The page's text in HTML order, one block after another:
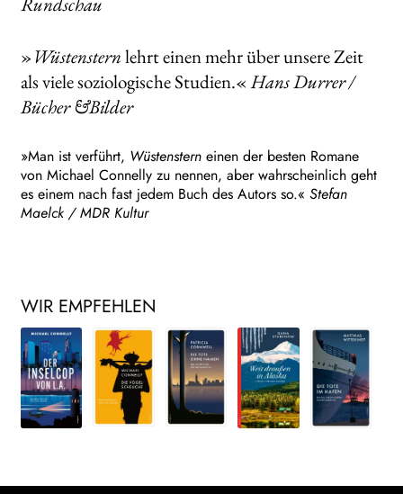
»Wüstensternlehrt einen mehr über unsere Zeit
als viele soziologische Studien.«Hans Durrer /
Bücher &Bilder
»Man ist verführt, Wüstensterneinen der besten Romane
von Michael Connelly zu nennen, aber wahrscheinlich geht
es einem nach fast jedem Buch des Autors so.« Stefan
Maelck / MDR Kultur
WIR EMPFEHLEN